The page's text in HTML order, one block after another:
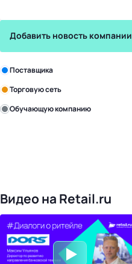
Добавить новость компании
Поставщика
Торговую сеть
Обучающую компанию
Видео на Retail.ru